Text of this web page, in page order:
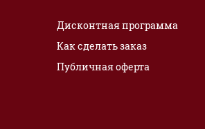
Дисконтная программа
Как сделать заказ
Публичная оферта